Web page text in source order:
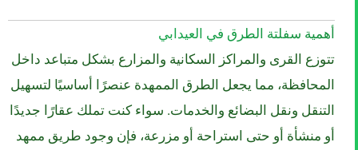
أهمية سفلتة الطرق في العيدابي
تتوزع القرى والمراكز السكانية والمزارع بشكل متباعد داخل
المحافظة، مما يجعل الطرق الممهدة عنصرًا أساسيًا لتسهيل
التنقل ونقل البضائع والخدمات. سواء كنت تملك عقارًا جديدًا
أو منشأة أو حتى استراحة أو مزرعة، فإن وجود طريق ممهد